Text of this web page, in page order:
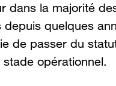
dans la majorité
depuis quelques
de passer du
opérationnel.